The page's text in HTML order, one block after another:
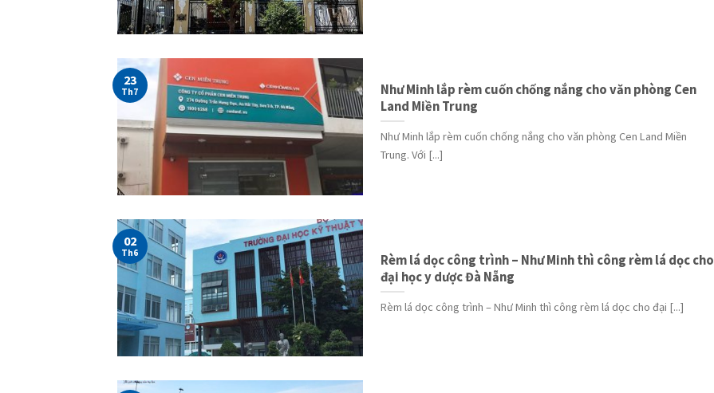
Như Minh lắp rèm cuốn chống nắng cho văn phòng Cen
Land Miền Trung
Như Minh lắp rèm cuốn chống nắng cho văn phòng Cen Land Miền
Trung. Với [...]
23
Th7
Rèm lá dọc công trình – Như Minh thì công rèm lá dọc cho
đại học y dược Đà Nẵng
Rèm lá dọc công trình – Như Minh thì công rèm lá dọc cho đại [...]
02
Th6